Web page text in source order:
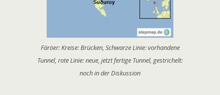
Färöer: Kreise: Brücken, Schwarze Linie: vorhandene
Tunnel, rote Linie: neue, jetzt fertige Tunnel, gestrichelt:
noch in der Diskussion